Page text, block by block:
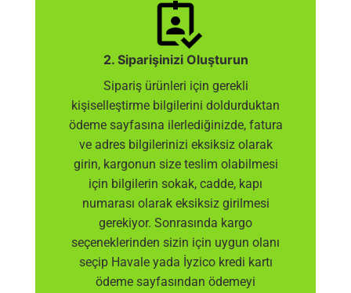
2. Siparişinizi Oluşturun
Sipariş ürünleri için gerekli
kişiselleştirme bilgilerini doldurduktan
ödeme sayfasına ilerlediğinizde, fatura
ve adres bilgilerinizi eksiksiz olarak
girin, kargonun size teslim olabilmesi
için bilgilerin sokak, cadde, kapı
numarası olarak eksiksiz girilmesi
gerekiyor. Sonrasında kargo
seçeneklerinden sizin için uygun olanı
seçip Havale yada İyzico kredi kartı
ödeme sayfasından ödemeyi